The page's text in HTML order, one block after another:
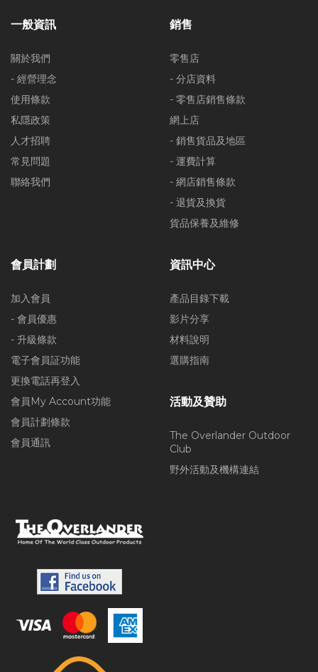
一般資訊
關於我們
- 經營理念
使用條款
私隱政策
人才招聘
常見問題
聯絡我們
銷售
零售店
- 分店資料
- 零售店銷售條款
網上店
- 銷售貨品及地區
- 運費計算
- 網店銷售條款
- 退貨及換貨
貨品保養及維修
會員計劃
加入會員
- 會員優惠
- 升級條款
電子會員証功能
更換電話再登入
會員My Account功能
會員計劃條款
會員通訊
資訊中心
產品目錄下載
影片分享
材料說明
選購指南
活動及贊助
The Overlander Outdoor
Club
野外活動及機構連結